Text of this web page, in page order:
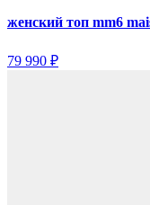
женский топ mm6
79 990 ₽